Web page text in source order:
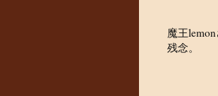
魔王
残念。